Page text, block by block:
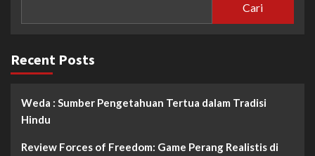
Cari
Recent Posts
Weda : Sumber Pengetahuan Tertua dalam Tradisi
Hindu
Review Forces of Freedom: Game Perang Realistis di